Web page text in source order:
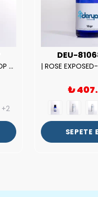
| BRUNO BANANI MAN-TOP Kalite Erkek Parfüm Esansı.|
+2
DEU-
₺
SEPETE